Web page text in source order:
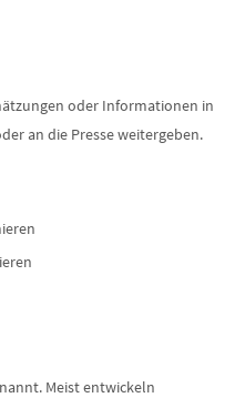
oder Informationen in
an die Presse weitergeben.
Meist entwickeln